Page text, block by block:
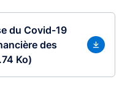
du Covid-19
des
Ko)